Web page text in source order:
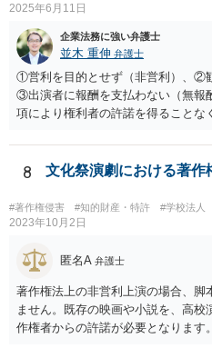
2025年6月11日
企業法務に強い弁護士
並木 重伸 弁護士
①営利を目的とせず（非営利）、②
③出演者に報酬を支払わない（無報
項により権利者の許諾を得ること
のではないと思われますので、③次
8 文化祭演劇における著作
#著作権侵害 #知的財産・特許 #学校法人
2023年10月2日
匿名A 弁護士
著作権法上の非営利上演の場合、脚
ません。既存の映画や小説を、高
作権者からの許諾が必要となります。